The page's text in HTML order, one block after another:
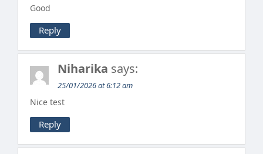
Good
Reply
Niharika says:
25/01/2026 at 6:12 am
Nice test
Reply